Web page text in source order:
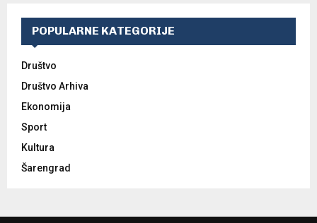
POPULARNE KATEGORIJE
Društvo
Društvo Arhiva
Ekonomija
Sport
Kultura
Šarengrad